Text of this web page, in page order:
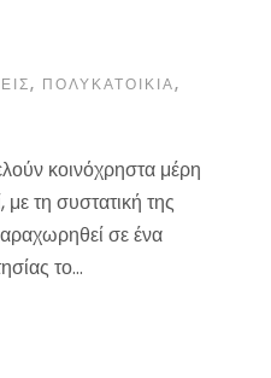
, ΠΟΛΥΚΑΤΟΙΚΊΑ,
κοινόχρηστα μέρη
τη συστατική της
σε ένα
το...